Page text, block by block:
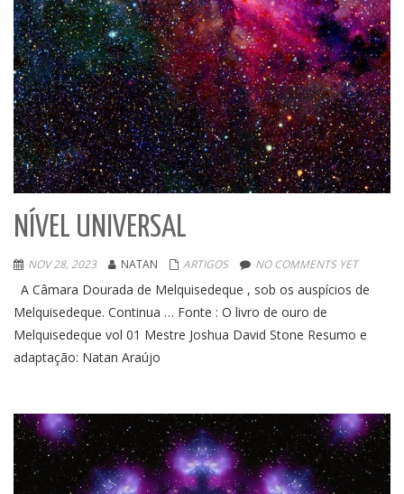
NÍVEL UNIVERSAL
NOV 28, 2023 NATAN ARTIGOS NO COMMENTS YET
A Câmara Dourada de Melquisedeque , sob os auspícios de
Melquisedeque. Continua … Fonte : O livro de ouro de
Melquisedeque vol 01 Mestre Joshua David Stone Resumo e
adaptação: Natan Araújo